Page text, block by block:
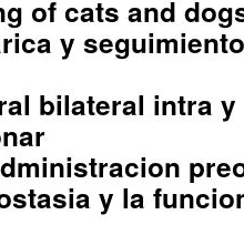
of cats and
y
bilateral intra
y la